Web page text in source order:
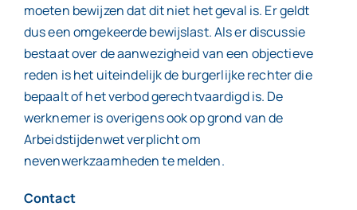
moeten bewijzen dat dit niet het geval is. Er geldt
dus een omgekeerde bewijslast. Als er discussie
bestaat over de aanwezigheid van een objectieve
reden is het uiteindelijk de burgerlijke rechter die
bepaalt of het verbod gerechtvaardigd is. De
werknemer is overigens ook op grond van de
Arbeidstijdenwet verplicht om
nevenwerkzaamheden te melden.
Contact